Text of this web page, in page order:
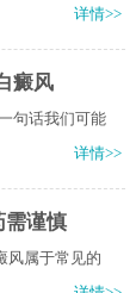
详情>>
癜风
句话我们可能
详情>>
需谨慎
风属于常见的